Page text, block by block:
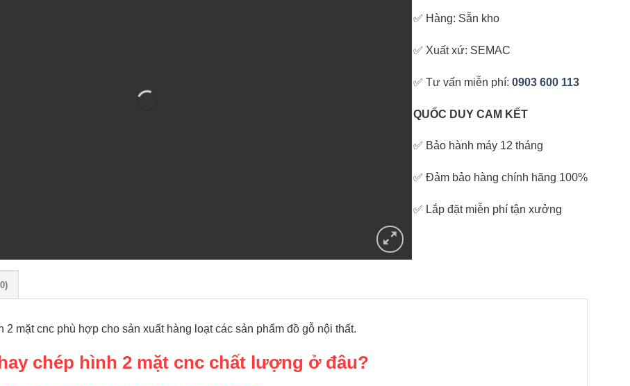
✅ Hàng: Sẵn kho
✅ Xuất xứ: SEMAC
✅ Tư vấn miễn phí:0903 600 113
QUỐC DUY CAM KẾT
✅ Bảo hành máy 12 tháng
✅ Đảm bảo hàng chính hãng 100%
✅ Lắp đặt miễn phí tận xưởng
2 mặt cnc phù hợp cho sản xuất hàng loạt các sản phẩm đồ gỗ nội thất.
chép hình 2 mặt cnc chất lượng ở đâu?